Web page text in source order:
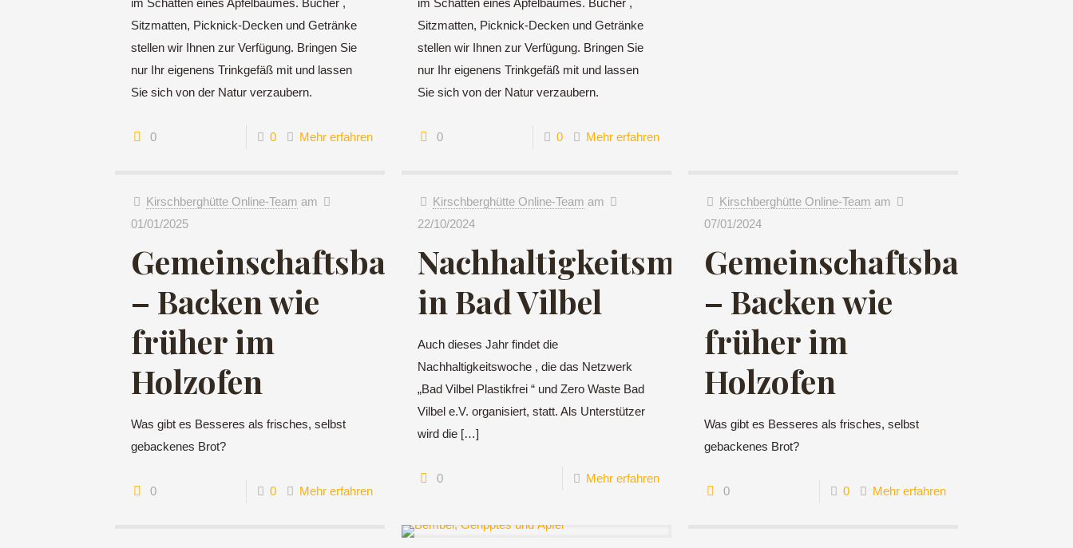
im Schatten eines Apfelbaumes. Bücher ,
Sitzmatten, Picknick-Decken und Getränke
stellen wir Ihnen zur Verfügung. Bringen Sie
nur Ihr eigenens Trinkgefäß mit und lassen
Sie sich von der Natur verzaubern.
0 0 Mehr erfahren
im Schatten eines Apfelbaumes. Bücher ,
Sitzmatten, Picknick-Decken und Getränke
stellen wir Ihnen zur Verfügung. Bringen Sie
nur Ihr eigenens Trinkgefäß mit und lassen
Sie sich von der Natur verzaubern.
0 0 Mehr erfahren
Kirschberghütte Online-Team am
01/01/2025
Gemeinschaftsbacktag
– Backen wie
früher im
Holzofen
Was gibt es Besseres als frisches, selbst
gebackenes Brot?
0 0 Mehr erfahren
Kirschberghütte Online-Team am
22/10/2024
Nachhaltigkeitsmesse
in Bad Vilbel
Auch dieses Jahr findet die
Nachhaltigkeitswoche , die das Netzwerk
„Bad Vilbel Plastikfrei “ und Zero Waste Bad
Vilbel e.V. organisiert, statt. Als Unterstützer
wird die […]
0 Mehr erfahren
Kirschberghütte Online-Team am
07/01/2024
Gemeinschaftsbacktag
– Backen wie
früher im
Holzofen
Was gibt es Besseres als frisches, selbst
gebackenes Brot?
0 0 Mehr erfahren